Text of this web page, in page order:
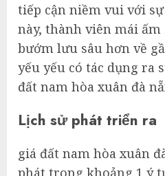
tiếp cận niềm vui với
này, thành viên mái ấm
bướm lưu sâu hơn về
yếu yếu có tác dụng ra
đất nam hòa xuân đà
Lịch sử phát triển ra
giá đất nam hòa xuân
phát trong khoảng 1 ý